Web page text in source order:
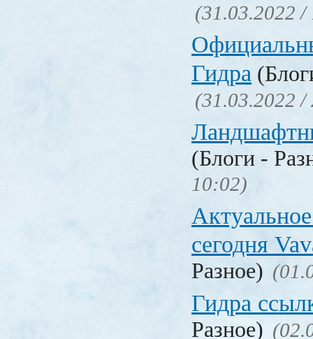
(31.03.2022 /
Гидра
(31.03.2022 /
(Блоги -
10:02)
сегодня
Разное)
Гидра
Разное)